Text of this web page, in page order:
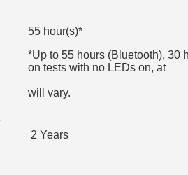
55 hour(s)*
*Up to 55 hours (Bluetooth), 30
on tests with no LEDs on, at
will vary.
2 Years